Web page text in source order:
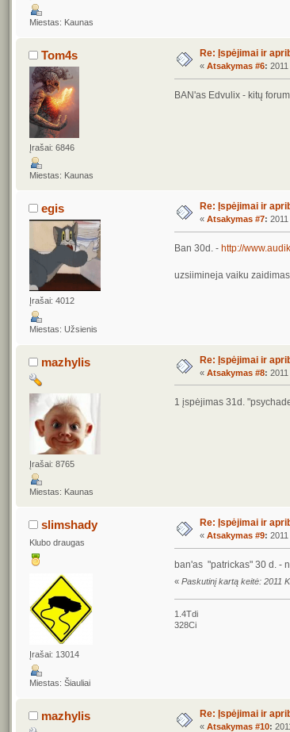
Miestas: Kaunas
Tom4s
Įrašai: 6846
Miestas: Kaunas
Re: Įspėjimai ir
« Atsakymas #6:
BAN'as Edvulix - kitų
egis
Įrašai: 4012
Miestas: Užsienis
Re: Įspėjimai ir
« Atsakymas #7:
Ban 30d. - http://
uzsiimineja vaiku
mazhylis
Įrašai: 8765
Miestas: Kaunas
Re: Įspėjimai ir
« Atsakymas #8:
1 įspėjimas 31d.
slimshady
Klubo draugas
Įrašai: 13014
Miestas: Šiauliai
Re: Įspėjimai ir
« Atsakymas #9:
ban'as "patrickas" 30 d. -
« Paskutinį kartą keitė: 2011
1.4Tdi
328Ci
mazhylis Re: Įspėjimai ir
« Atsakymas #10: